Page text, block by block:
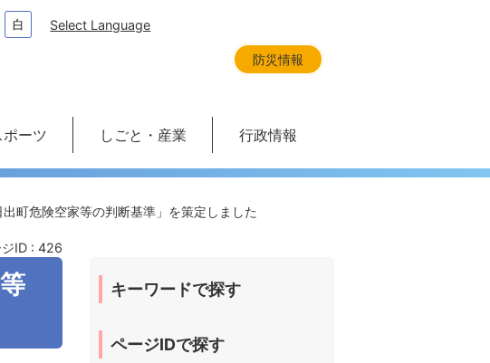
Select Language
防災情報
ーツ しごと・産業 行政情報
町危険空家等の判断基準」を策定しました
ID : 426
キーワードで探す
ページIDで探す